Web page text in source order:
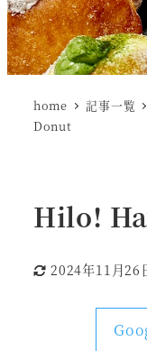
home 記事一覧
Donut
Hilo!
更新日
2024年11月26